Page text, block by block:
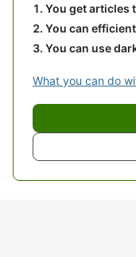
You get articles
You can
You can use
What you can do